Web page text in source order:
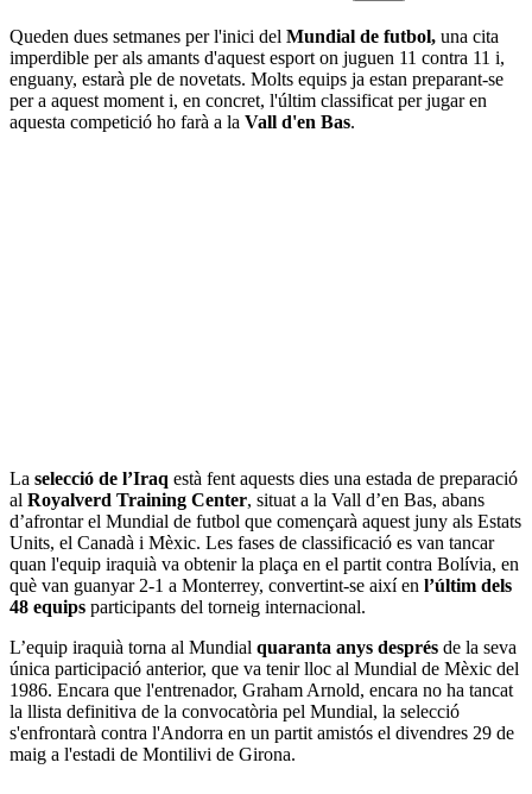
Queden dues setmanes per l'inici del Mundial de futbol, una cita
imperdible per als amants d'aquest esport on juguen 11 contra 11 i,
enguany, estarà ple de novetats. Molts equips ja estan preparant-se
per a aquest moment i, en concret, l'últim classificat per jugar en
aquesta competició ho farà a la Vall d'en Bas.
La selecció de l’Iraq està fent aquests dies una estada de preparació
al Royalverd Training Center, situat a la Vall d’en Bas, abans
d’afrontar el Mundial de futbol que començarà aquest juny als Estats
Units, el Canadà i Mèxic. Les fases de classificació es van tancar
quan l'equip iraquià va obtenir la plaça en el partit contra Bolívia, en
què van guanyar 2-1 a Monterrey, convertint-se així en l’últim dels
48 equips participants del torneig internacional.
L’equip iraquià torna al Mundial quaranta anys després de la seva
única participació anterior, que va tenir lloc al Mundial de Mèxic del
1986. Encara que l'entrenador, Graham Arnold, encara no ha tancat
la llista definitiva de la convocatòria pel Mundial, la selecció
s'enfrontarà contra l'Andorra en un partit amistós el divendres 29 de
maig a l'estadi de Montilivi de Girona.